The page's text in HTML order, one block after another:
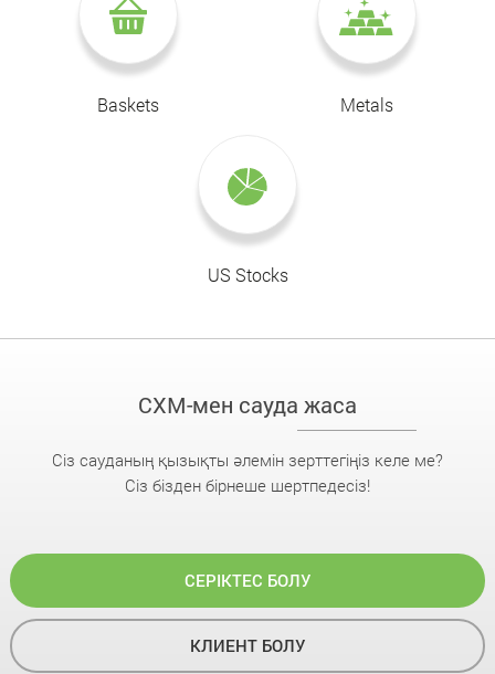
Baskets Metals
US Stocks
CXM-мен сауда жаса
Сіз сауданың қызықты әлемін зерттегіңіз келе ме?
Сіз бізден бірнеше шертпедесіз!
СЕРІКТЕС БОЛУ
КЛИЕНТ БОЛУ